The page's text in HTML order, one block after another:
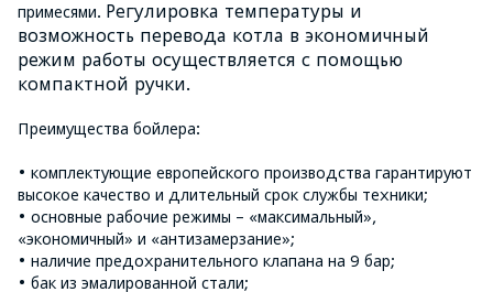
примесями. Регулировка температуры и
возможность перевода котла в экономичный
режим работы осуществляется с помощью
компактной ручки.
Преимущества бойлера:
• комплектующие европейского производства гарантируют
высокое качество и длительный срок службы техники;
• основные рабочие режимы – «максимальный»,
«экономичный» и «антизамерзание»;
• наличие предохранительного клапана на 9 бар;
• бак из эмалированной стали;